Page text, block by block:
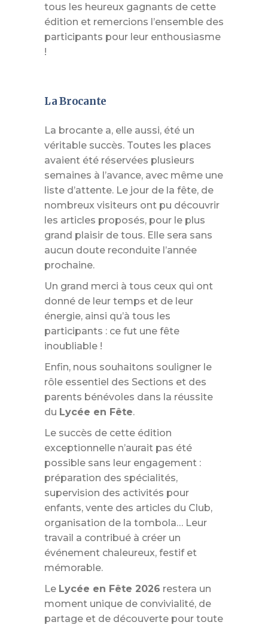
tous les heureux gagnants de cette
édition et remercions l’ensemble des
participants pour leur enthousiasme
!
La Brocante
La brocante a, elle aussi, été un
véritable succès. Toutes les places
avaient été réservées plusieurs
semaines à l’avance, avec même une
liste d’attente. Le jour de la fête, de
nombreux visiteurs ont pu découvrir
les articles proposés, pour le plus
grand plaisir de tous. Elle sera sans
aucun doute reconduite l’année
prochaine.
Un grand merci à tous ceux qui ont
donné de leur temps et de leur
énergie, ainsi qu’à tous les
participants : ce fut une fête
inoubliable !
Enfin, nous souhaitons souligner le
rôle essentiel des Sections et des
parents bénévoles dans la réussite
du Lycée en Fête.
Le succès de cette édition
exceptionnelle n’aurait pas été
possible sans leur engagement :
préparation des spécialités,
supervision des activités pour
enfants, vente des articles du Club,
organisation de la tombola… Leur
travail a contribué à créer un
événement chaleureux, festif et
mémorable.
Le Lycée en Fête 2026 restera un
moment unique de convivialité, de
partage et de découverte pour toute